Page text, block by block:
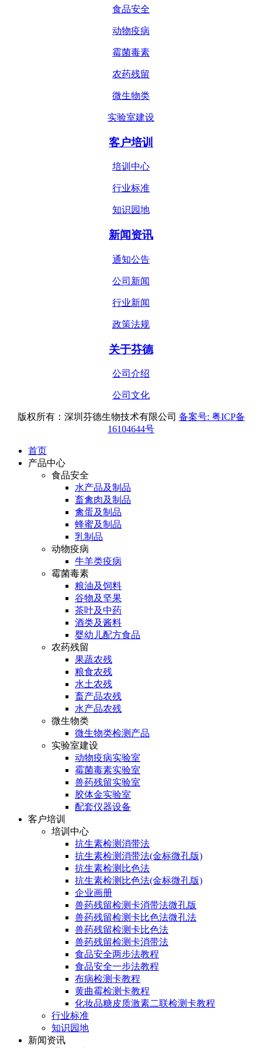
食品安全
动物疫病
霉菌毒素
农药残留
微生物类
实验室建设
客户培训
培训中心
行业标准
知识园地
新闻资讯
通知公告
公司新闻
行业新闻
政策法规
关于芬德
公司介绍
公司文化
版权所有：深圳芬德生物技术有限公司 备案号: 粤ICP备
16104644号
首页
产品中心
食品安全
水产品及制品
畜禽肉及制品
禽蛋及制品
蜂蜜及制品
乳制品
动物疫病
牛羊类疫病
霉菌毒素
粮油及饲料
谷物及坚果
茶叶及中药
酒类及酱料
婴幼儿配方食品
农药残留
果蔬农残
粮食农残
水土农残
畜产品农残
水产品农残
微生物类
微生物类检测产品
实验室建设
动物疫病实验室
霉菌毒素实验室
兽药残留实验室
胶体金实验室
配套仪器设备
客户培训
培训中心
抗生素检测消带法
抗生素检测消带法(金标微孔版)
抗生素检测比色法
抗生素检测比色法(金标微孔版)
企业画册
兽药残留检测卡消带法微孔版
兽药残留检测卡比色法微孔法
兽药残留检测卡比色法
兽药残留检测卡消带法
食品安全两步法教程
食品安全一步法教程
布病检测卡教程
黄曲霉检测卡教程
化妆品糖皮质激素二联检测卡教程
行业标准
知识园地
新闻资讯